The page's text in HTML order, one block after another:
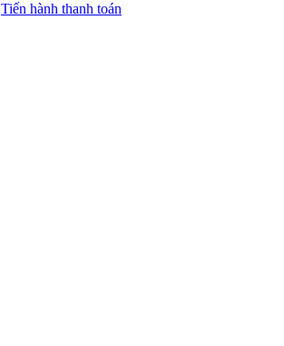
Tiến hành thanh toán